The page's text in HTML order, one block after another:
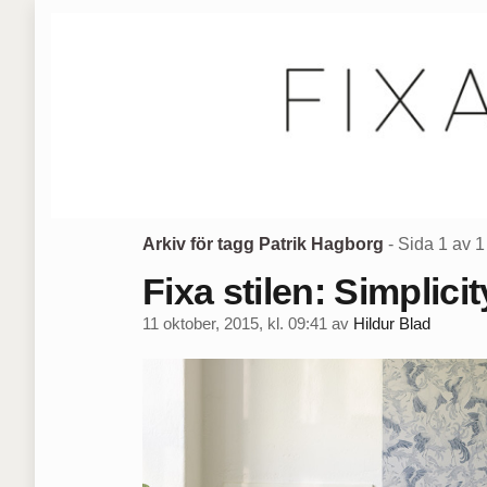
Arkiv för tagg Patrik Hagborg - Sida 1 av 1
Fixa stilen:
11 oktober, 2015, kl. 09:41 av Hildur Blad